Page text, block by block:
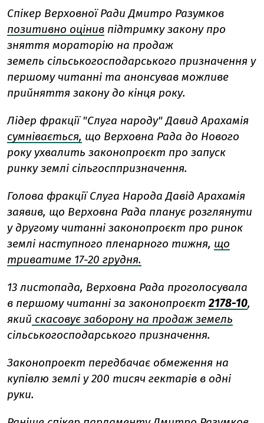
Спікер Верховної Ради Дмитро Разумков
позитивно оцінив підтримку закону про
зняття мораторію на продаж
земель сільськогосподарського призначення у
першому читанні та анонсував можливе
прийняття закону до кінця року.
Лідер фракції "Слуга народу" Давид Арахамія
сумнівається, що Верховна Рада до Нового
року ухвалить законопроєкт про запуск
ринку землі сільгосппризначення.
Голова фракції Слуга Народа Давід Арахамія
заявив, що Верховна Рада планує розглянути
у другому читанні законопроєкт про ринок
землі наступного пленарного тижня, що
триватиме 17-20 грудня.
13 листопада, Верховна Рада проголосувала
в першому читанні за законопроєкт2178-10,
який скасовує заборону на продаж земель
сільськогосподарського призначення.
Законопроект передбачає обмеження на
купівлю землі у 200 тисяч гектарів в одні
руки.